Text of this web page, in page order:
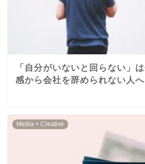
「自分がいないと回らない」
感から会社を辞められない人へ
Media + Creative